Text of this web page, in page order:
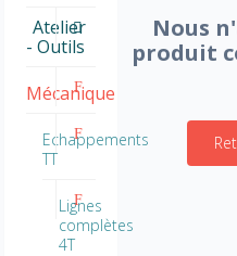
Nous
produit
Atelier
- Outils
Mécanique
Echappements
TT
Lignes
complètes
4T